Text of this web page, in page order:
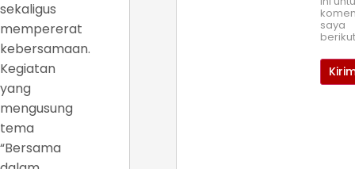
sekaligus
mempererat
kebersamaan.
Kegiatan
yang
mengusung
tema
“Bersama
saya